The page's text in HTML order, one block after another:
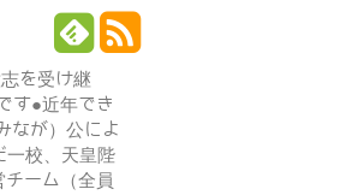
を受け継
す●近年でき
なが）公によ
一校、天皇陛
ーム（全員